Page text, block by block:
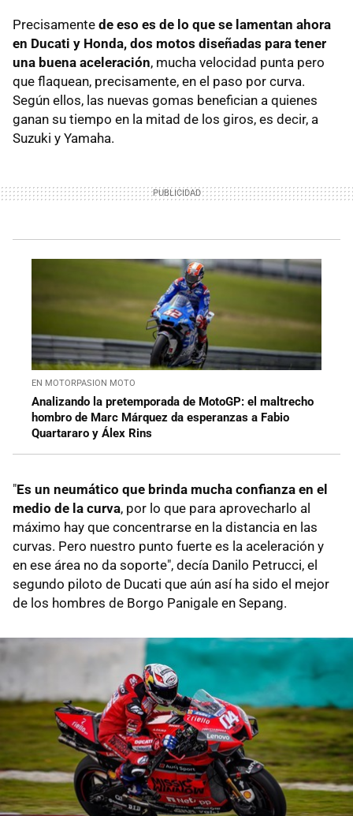
Precisamente de eso es de lo que se lamentan ahora
en Ducati y Honda, dos motos diseñadas para tener
una buena aceleración, mucha velocidad punta pero
que flaquean, precisamente, en el paso por curva.
Según ellos, las nuevas gomas benefician a quienes
ganan su tiempo en la mitad de los giros, es decir, a
Suzuki y Yamaha.
EN MOTORPASION MOTO
Analizando la pretemporada de MotoGP: el maltrecho
hombro de Marc Márquez da esperanzas a Fabio
Quartararo y Álex Rins
"Es un neumático que brinda mucha confianza en el
medio de la curva, por lo que para aprovecharlo al
máximo hay que concentrarse en la distancia en las
curvas. Pero nuestro punto fuerte es la aceleración y
en ese área no da soporte", decía Danilo Petrucci, el
segundo piloto de Ducati que aún así ha sido el mejor
de los hombres de Borgo Panigale en Sepang.